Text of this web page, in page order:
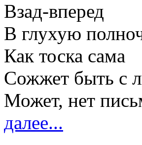
Взад-вперед
В глухую
Как тоска сама
Сожжет быть с
Может, нет
далее...